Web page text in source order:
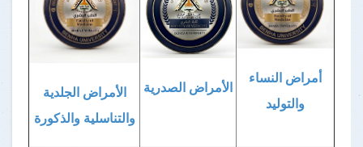
أمراض النساء
والتوليد
الأمراض الصدرية
الأمراض الجلدية
والتناسلية والذكورة